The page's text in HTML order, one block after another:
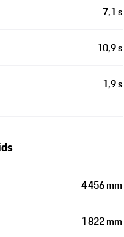
7,1 s
10,9 s
1,9 s
4 456 mm
1 822 mm